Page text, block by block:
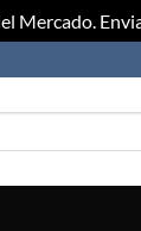
Mercado.